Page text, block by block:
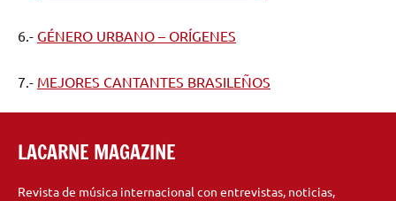
6.- GÉNERO URBANO – ORÍGENES
7.- MEJORES CANTANTES BRASILEÑOS
LACARNE MAGAZINE
Revista de música internacional con entrevistas, noticias,